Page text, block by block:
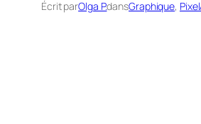
Écrit parOlga P.dansGraphique,